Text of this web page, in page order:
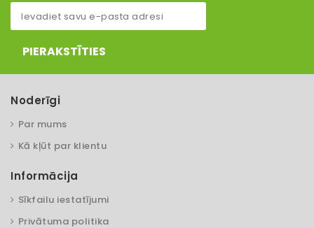
PIERAKSTĪTIES
Noderīgi
Par mums
Kā kļūt par klientu
Informācija
Sīkfailu iestatījumi
Privātuma politika